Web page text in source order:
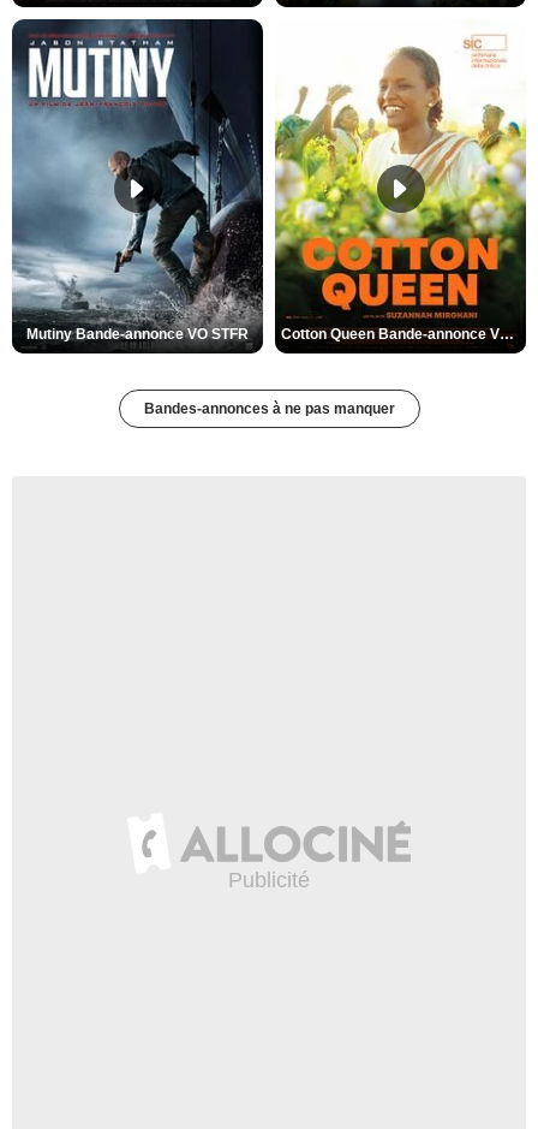
Mutiny Bande-annonce VO STFR Cotton Queen Bande-annonce VO STFR
Bandes-annonces à ne pas manquer